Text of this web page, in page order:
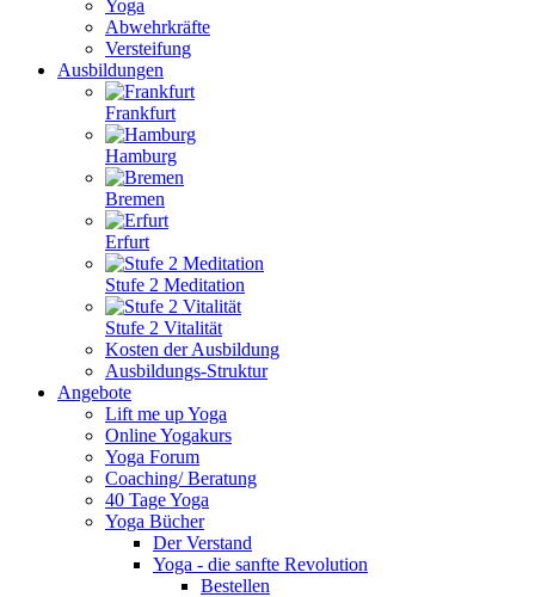
Yoga
Abwehrkräfte
Versteifung
Ausbildungen
Frankfurt
Hamburg
Bremen
Erfurt
Stufe 2 Meditation
Stufe 2 Vitalität
Kosten der Ausbildung
Ausbildungs-Struktur
Angebote
Lift me up Yoga
Online Yogakurs
Yoga Forum
Coaching/ Beratung
40 Tage Yoga
Yoga Bücher
Der Verstand
Yoga - die sanfte Revolution
Bestellen